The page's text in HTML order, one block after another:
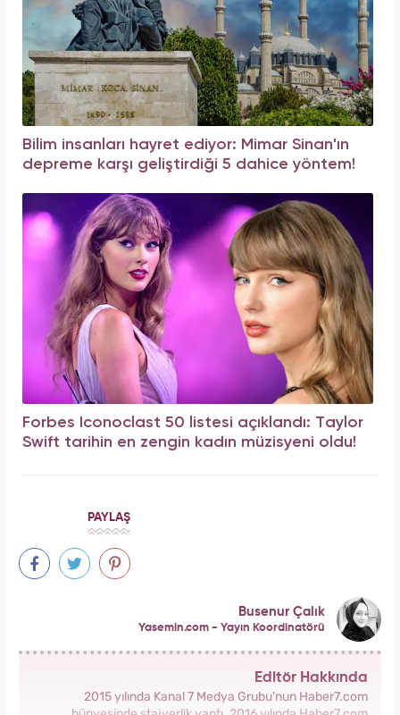
Bilim insanları hayret ediyor: Mimar Sinan'ın
depreme karşı geliştirdiği 5 dahice yöntem!
Forbes Iconoclast 50 listesi açıklandı: Taylor
Swift tarihin en zengin kadın müzisyeni oldu!
PAYLAŞ
Busenur Çalık
Yasemin.com - Yayın Koordinatörü
Editör Hakkında
2015 yılında Kanal 7 Medya Grubu'nun Haber7.com